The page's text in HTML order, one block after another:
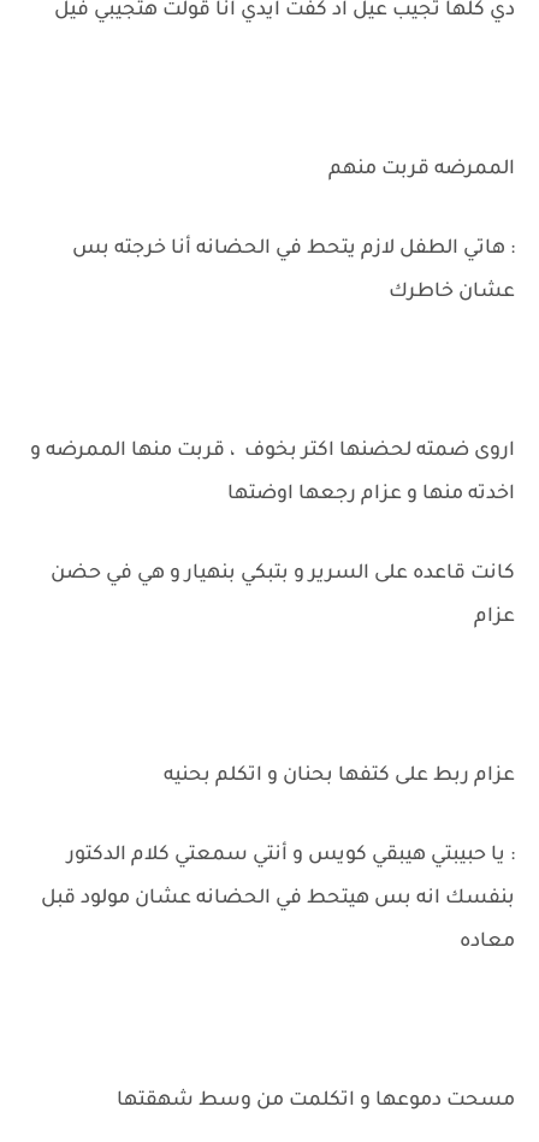
دي كلها تجيب عيل اد كفت ايدي انا قولت هتجيبي فيل
الممرضه قربت منهم
: هاتي الطفل لازم يتحط في الحضانه أنا خرجته بس
عشان خاطرك
اروى ضمته لحضنها اكتر بخوف ، قربت منها الممرضه و
اخدته منها و عزام رجعها اوضتها
كانت قاعده على السرير و بتبكي بنهيار و هي في حضن
عزام
عزام ربط على كتفها بحنان و اتكلم بحنيه
: يا حبيبتي هيبقي كويس و أنتي سمعتي كلام الدكتور
بنفسك انه بس هيتحط في الحضانه عشان مولود قبل
معاده
مسحت دموعها و اتكلمت من وسط شهقتها